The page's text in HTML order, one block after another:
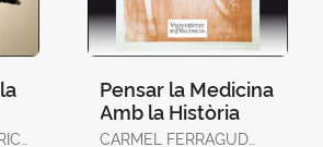
Pensar la Medicina
Amb la Història
CARMEL FERRAGUD